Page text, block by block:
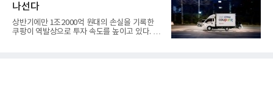
나선다
상반기에만 1조2000억 원대의 손실을 기록한
쿠팡이 역발상으로 투자 속도를 높이고 있다. 이